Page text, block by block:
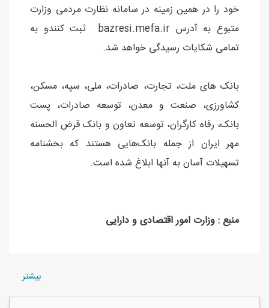
خود را در همین زمینه در سامانه نظارت مردمی وزارت
متبوع به آدرس bazresi.mefa.ir ثبت کنندو به
تمامی شکایات رسیدگی خواهد شد.
بانک های ملت، تجارت، صادرات، ملی، سپه، مسکن،
کشاورزی، صنعت و معدن، توسعه صادرات، پست
بانک، رفاه کارگران، توسعه تعاون و بانک قرض الحسنه
مهر ایران از جمله بانک‌هایی هستند که بخشنامه
تسهیلات آسان به آنها ابلاغ شده است.
منبع : وزارت امور اقتصادی و دارایی
بيشتر